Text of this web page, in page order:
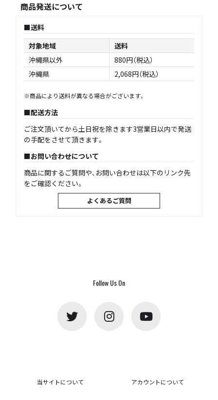
商品発送について
送料
対象地域
送料
沖縄県以外
880円（税込）
沖縄県
2,068円（税込）
※商品により送料が異なる場合がございます。
配送方法
ご注文頂いてから土日祝を除きます3営業日以内で発送
の手配をさせて頂きます。
お問い合わせについて
商品に関するご質問や、お問い合わせは以下のリンク先
をご確認ください。
よくあるご質問
Follow Us On
当サイトについて アカウントについて